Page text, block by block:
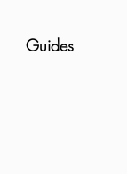
Guides